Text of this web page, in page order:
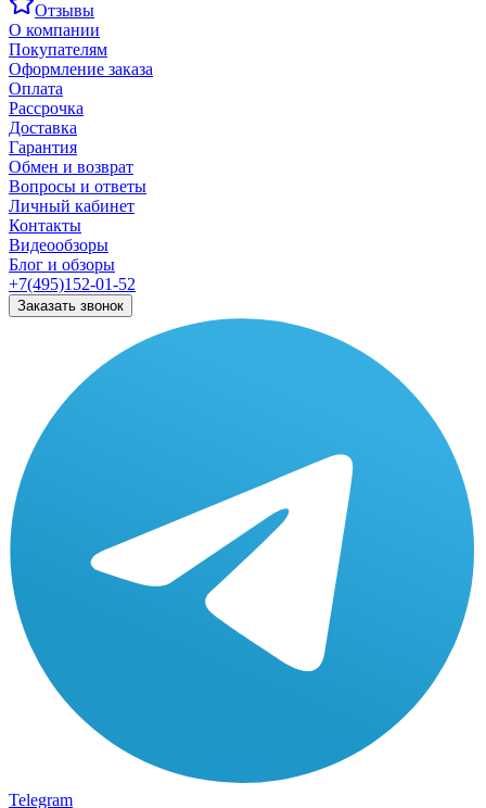
Отзывы
О компании
Покупателям
Оформление заказа
Оплата
Рассрочка
Доставка
Гарантия
Обмен и возврат
Вопросы и ответы
Личный кабинет
Контакты
Видеообзоры
Блог и обзоры
+7(495)152-01-52
Заказать звонок
Telegram